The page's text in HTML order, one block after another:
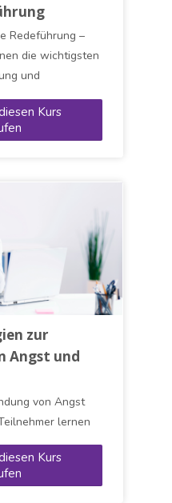
Redeführung –
die wichtigsten
und
kennen. Sie
in folgenden
Kontexts
Strukturierung
und
Kurs
zur
Angst und
von Angst
lernen
in den
atmen, Sich
spüren und
Kurs